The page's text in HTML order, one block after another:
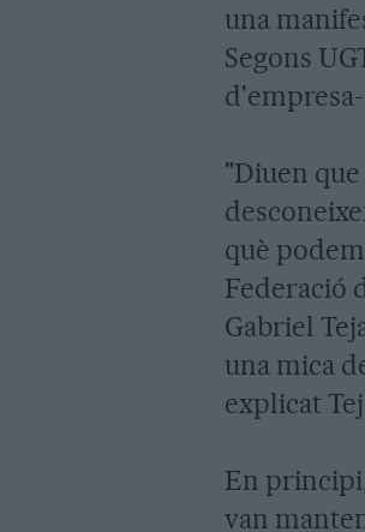
una
Segons
"Diuen
què
Federació
Gabriel
una mica
explicat
En
van